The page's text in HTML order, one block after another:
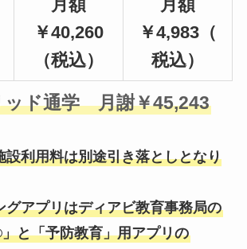
月額
￥40,260
（税込）
月額
￥4,983（
税込）
ッド通学 月謝￥45,243
利用料は別途引き落としとなり
アプリはディアビ教育事務局の
と「予防教育」用アプリの